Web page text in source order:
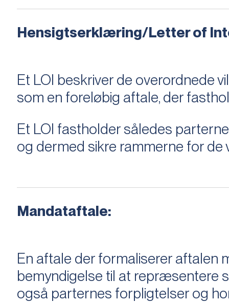
Hensigtserklæring/Letter of
Et LOI beskriver de overordnede
som en foreløbig aftale, der
Et LOI fastholder således
og dermed sikre rammerne for de
Mandataftale:
En aftale der formaliserer
bemyndigelse til at repræsentere
også parternes forpligtelser og